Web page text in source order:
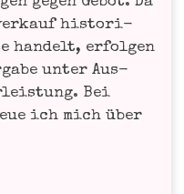
his­to­ri­
han­delt, erfol­gen
unter Aus­
Bei
ich mich über